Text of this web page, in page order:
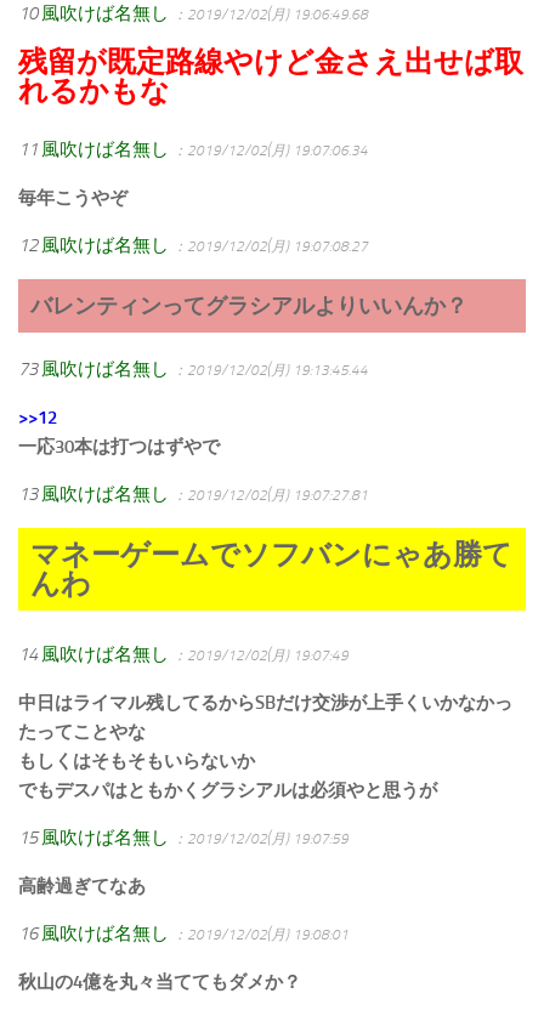
10 風吹けば名無し ：2019/12/02(月) 19:06:49.68
残留が既定路線やけど金さえ出せば取
れるかもな
11 風吹けば名無し ：2019/12/02(月) 19:07:06.34
毎年こうやぞ
12 風吹けば名無し ：2019/12/02(月) 19:07:08.27
バレンティンってグラシアルよりいいんか？
73 風吹けば名無し ：2019/12/02(月) 19:13:45.44
>>12
一応30本は打つはずやで
13 風吹けば名無し ：2019/12/02(月) 19:07:27.81
マネーゲームでソフバンにゃあ勝て
んわ
14 風吹けば名無し ：2019/12/02(月) 19:07:49
中日はライマル残してるからSBだけ交渉が上手くいかなかっ
たってことやな
もしくはそもそもいらないか
でもデスパはともかくグラシアルは必須やと思うが
15 風吹けば名無し ：2019/12/02(月) 19:07:59
高齢過ぎてなあ
16 風吹けば名無し ：2019/12/02(月) 19:08:01
秋山の4億を丸々当ててもダメか？